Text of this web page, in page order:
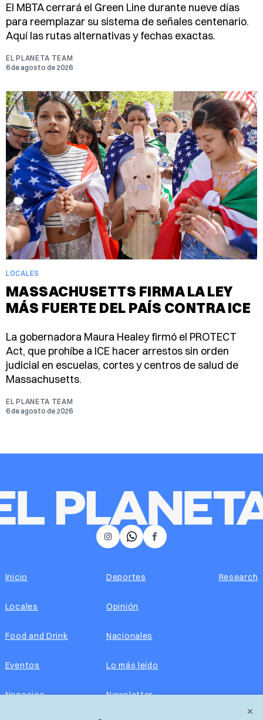
El MBTA cerrará el Green Line durante nueve días
para reemplazar su sistema de señales centenario.
Aquí las rutas alternativas y fechas exactas.
EL PLANETA TEAM
6 de agosto de 2026
LOCALES
MASSACHUSETTS FIRMA LA LEY
MÁS FUERTE DEL PAÍS CONTRA ICE
La gobernadora Maura Healey firmó el PROTECT
Act, que prohíbe a ICE hacer arrestos sin orden
judicial en escuelas, cortes y centros de salud de
Massachusetts.
EL PLANETA TEAM
6 de agosto de 2026
×
𝕏 Facebook
Instagram
Inicio
Locales
Food and Drink
Eventos
Negocios
Deportes
Opinión
Nacionales
Lo más leído
Newsletter
Research